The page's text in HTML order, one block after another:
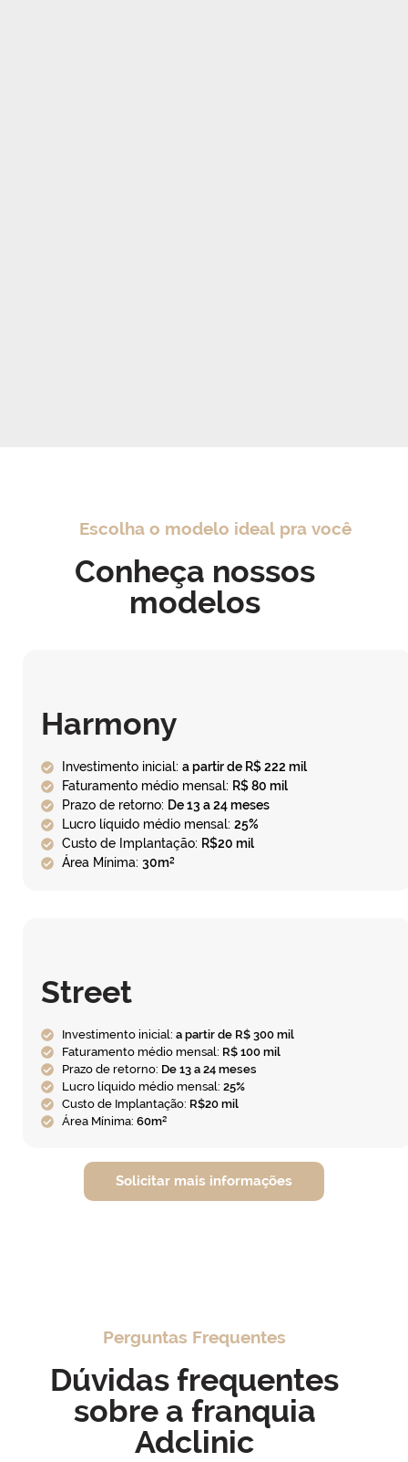
Escolha o modelo ideal pra você
Conheça nossos
modelos
Harmony
Investimento inicial: a partir de R$ 222 mil
Faturamento médio mensal: R$ 80 mil
Prazo de retorno: De 13 a 24 meses
Lucro líquido médio mensal: 25%
Custo de Implantação: R$20 mil
Área Mínima: 30m²
Street
Investimento inicial: a partir de R$ 300 mil
Faturamento médio mensal: R$ 100 mil
Prazo de retorno: De 13 a 24 meses
Lucro líquido médio mensal: 25%
Custo de Implantação: R$20 mil
Área Mínima: 60m²
Solicitar mais informações
Perguntas Frequentes
Dúvidas frequentes
sobre a franquia
Adclinic